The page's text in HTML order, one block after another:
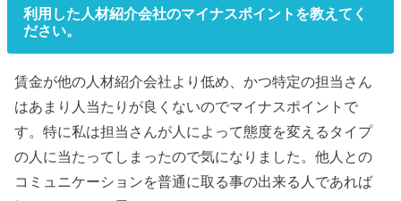
利用した人材紹介会社のマイナスポイントを教えてく
ださい。
賃金が他の人材紹介会社より低め、かつ特定の担当さん
はあまり人当たりが良くないのでマイナスポイントで
す。特に私は担当さんが人によって態度を変えるタイプ
の人に当たってしまったので気になりました。他人との
コミュニケーションを普通に取る事の出来る人であれば